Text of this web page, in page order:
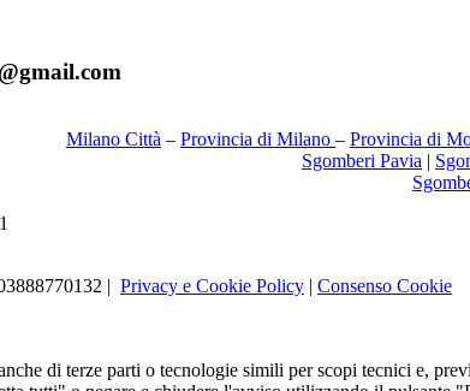
Milano Città – Provincia di Milano – Provincia di
Sgomberi Pavia |
| Privacy e Cookie Policy | Consenso Cookie
di terze parti o tecnologie simili per scopi tecnici e,